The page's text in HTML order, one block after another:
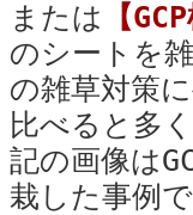
または
【
のシートを
の雑草対策
比べると多
記の画像は
栽した事例